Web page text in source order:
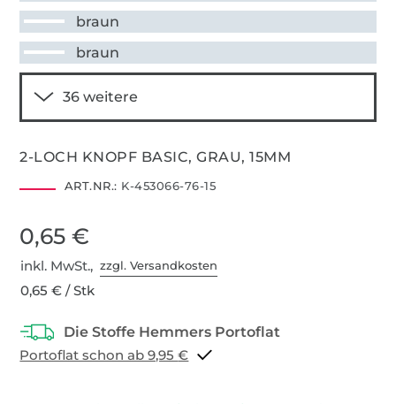
braun
braun
2-LOCH KNOPF BASIC, GRAU, 15MM
ART.NR.: K-453066-76-15
0,65 €
inkl. MwSt.,zzgl. Versandkosten
0,65 € / Stk
Portoflat schon ab 9,95 €